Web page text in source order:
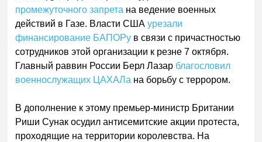
промежуточного запрета на ведение военных
действий в Газе. Власти СШАурезали
финансирование БАПОРу в связи с причастностью
сотрудников этой организации к резне 7 октября.
Главный раввин России Берл Лазар благословил
военнослужащих ЦАХАЛа на борьбу с террором.
В дополнение к этому премьер-министр Британии
Риши Сунак осудил антисемитские акции протеста,
проходящие на территории королевства. На